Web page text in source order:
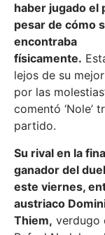
haber jugado el
pesar de cómo
encontraba
físicamente.
lejos de su
por las
comentó ‘Nole’
partido.
Su rival en la
ganador del
este viernes,
austriaco
Thiem, verdugo